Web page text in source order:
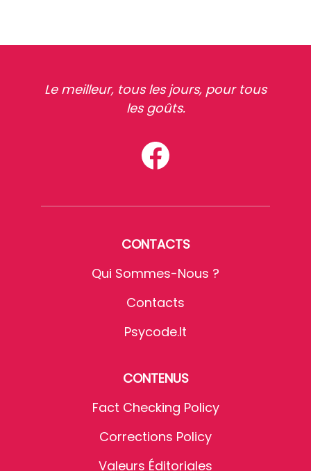
Le meilleur, tous les jours, pour tous
les goûts.
CONTACTS
Qui Sommes-Nous ?
Contacts
Psycode.it
CONTENUS
Fact Checking Policy
Corrections Policy
Valeurs Éditoriales